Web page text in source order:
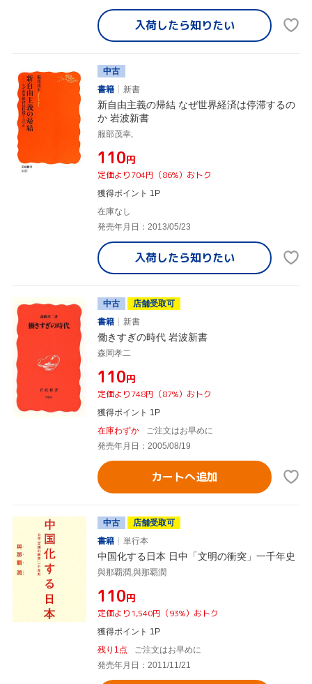
入荷したら知りたい
中古
書籍
新書
新自由主義の帰結 なぜ世界経済は停滞するの
か 岩波新書
服部茂幸,
¥110円
定価より704円（86%）おトク
獲得ポイント 1P
在庫なし
発売年月日：2013/05/23
入荷したら知りたい
中古
店舗受取可
書籍
新書
働きすぎの時代 岩波新書
森岡孝二
¥110円
定価より748円（87%）おトク
獲得ポイント 1P
在庫わずか
ご注文はお早めに
発売年月日：2005/08/19
カートへ追加
中古
店舗受取可
書籍
単行本
中国化する日本 日中「文明の衝突」一千年史
與那覇潤,與那覇潤
¥110円
定価より1,540円（93%）おトク
獲得ポイント 1P
残り1点
ご注文はお早めに
発売年月日：2011/11/21